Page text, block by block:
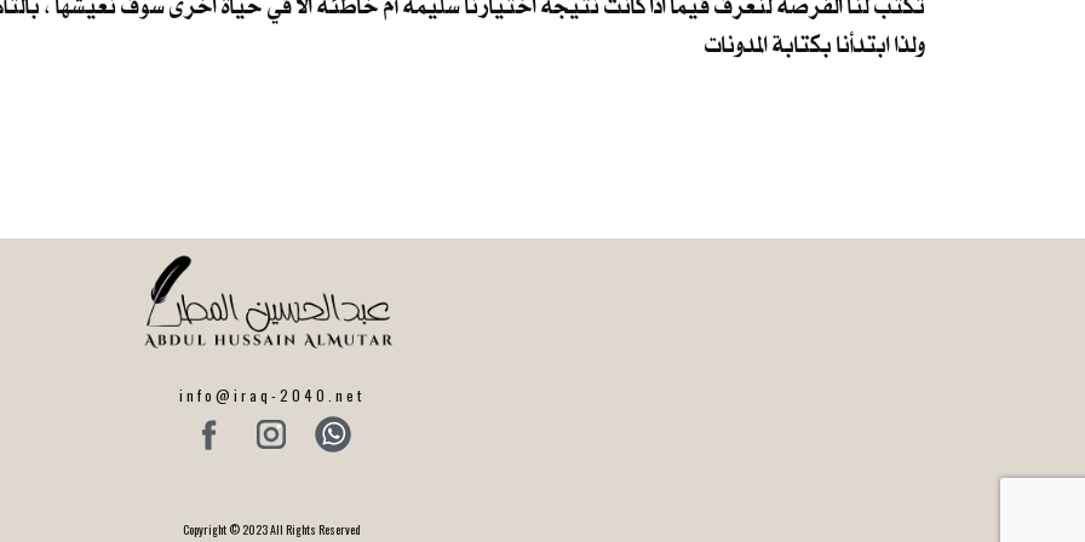
ولذا ابتدأنا بكتابة المدونات
info@iraq-2040.net
Copyright © 2023 All Rights Reserved